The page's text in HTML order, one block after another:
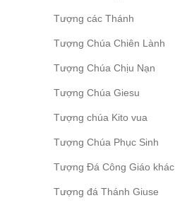
Tượng các Thánh
Tượng Chúa Chiên Lành
Tượng Chúa Chịu Nạn
Tượng Chúa Giesu
Tượng chúa Kito vua
Tượng Chúa Phục Sinh
Tượng Đá Công Giáo khác
Tượng đá Thánh Giuse